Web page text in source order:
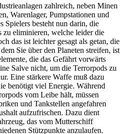
zahlreich, neben Minen
Warenlager, Pumpstationen und
Spielers besteht nun darin, die
zu eliminieren, welche leider die
das ist leichter gesagt als getan, die
Sie über den Planeten streifen, ist
die das Gefährt vorwärts
Salve nicht, um die Terrorpods zu
Eine stärkere Waffe muß dazu
benötigt viel Energie. Während
vom Leibe hält, müssen
und Tankstellen angefahren
aufzufrischen. Dazu dient
das vom Mutterschiff
Stützpunkte anzulaufen.